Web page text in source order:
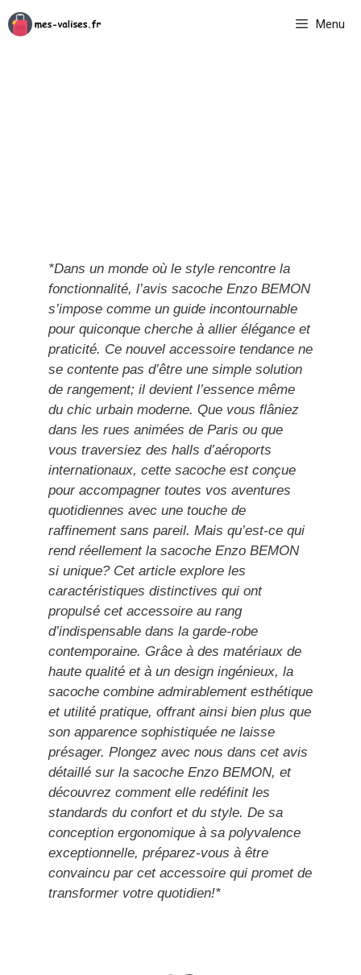
Aller
au
Menu
*Dans un monde où le style rencontre la
fonctionnalité, l’avis sacoche Enzo BEMON
s’impose comme un guide incontournable
pour quiconque cherche à allier élégance et
praticité. Ce nouvel accessoire tendance ne
se contente pas d’être une simple solution
de rangement; il devient l’essence même
du chic urbain moderne. Que vous flâniez
dans les rues animées de Paris ou que
vous traversiez des halls d’aéroports
internationaux, cette sacoche est conçue
pour accompagner toutes vos aventures
quotidiennes avec une touche de
raffinement sans pareil. Mais qu’est-ce qui
rend réellement la sacoche Enzo BEMON
si unique? Cet article explore les
caractéristiques distinctives qui ont
propulsé cet accessoire au rang
d’indispensable dans la garde-robe
contemporaine. Grâce à des matériaux de
haute qualité et à un design ingénieux, la
sacoche combine admirablement esthétique
et utilité pratique, offrant ainsi bien plus que
son apparence sophistiquée ne laisse
présager. Plongez avec nous dans cet avis
détaillé sur la sacoche Enzo BEMON, et
découvrez comment elle redéfinit les
standards du confort et du style. De sa
conception ergonomique à sa polyvalence
exceptionnelle, préparez-vous à être
convaincu par cet accessoire qui promet de
transformer votre quotidien!*